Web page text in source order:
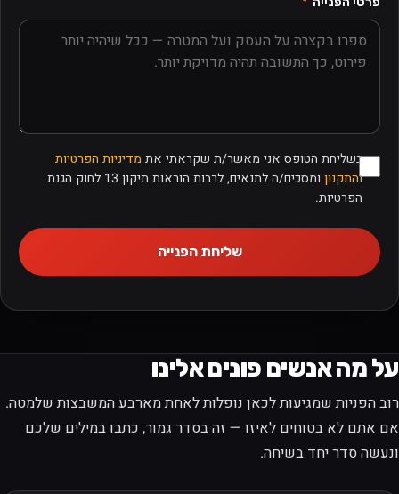
בשליחת הטופס אני מאשר/ת שקראתי את מדיניות הפרטיות
והתקנון
ומסכים/ה לתנאים, לרבות הוראות תיקון 13 לחוק הגנת
הפרטיות.
שליחת הפנייה
על מה אנשים פונים אלינו
רוב הפניות שמגיעות לכאן נופלות לאחת מארבע המשבצות שלמטה.
אם אתם לא בטוחים לאיזו — זה בסדר גמור, כתבו במילים שלכם
ונעשה סדר יחד בשיחה.